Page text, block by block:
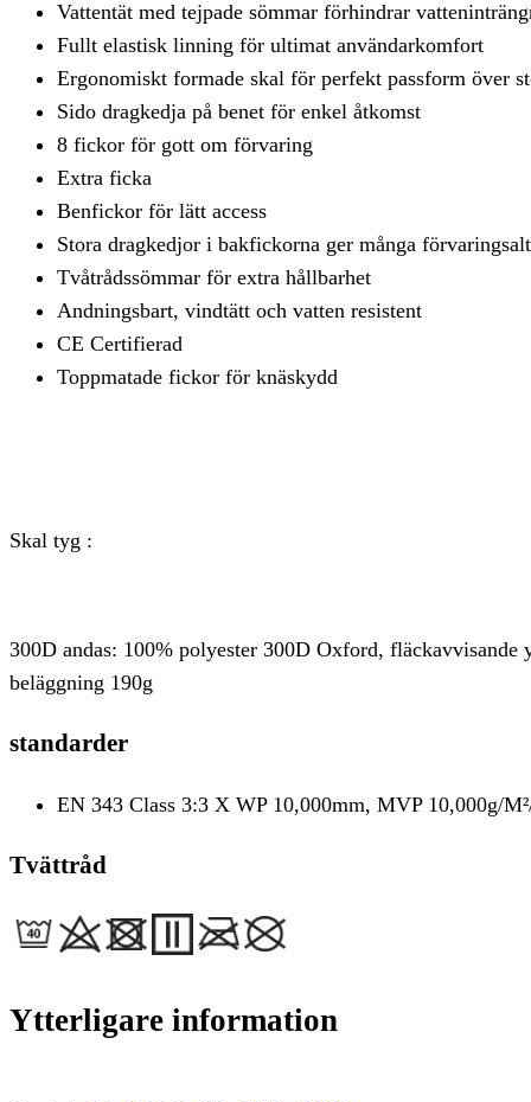
Vattentät med tejpade sömmar förhindrar
Fullt elastisk linning för ultimat användarkomfort
Ergonomiskt formade skal för perfekt passform över
Sido dragkedja på benet för enkel åtkomst
8 fickor för gott om förvaring
Extra ficka
Benfickor för lätt access
Stora dragkedjor i bakfickorna ger många
Tvåtrådssömmar för extra hållbarhet
Andningsbart, vindtätt och vatten resistent
CE Certifierad
Toppmatade fickor för knäskydd
Skal tyg :
300D andas: 100% polyester 300D Oxford, fläckavvisande
beläggning 190g
standarder
EN 343 Class 3:3 X WP 10,000mm, MVP 10,000g/
Tvättråd
Ytterligare information